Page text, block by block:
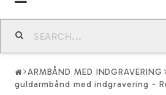
navigation
ARMBÅND MED INDGRAVERING
guldarmbånd med indgravering -